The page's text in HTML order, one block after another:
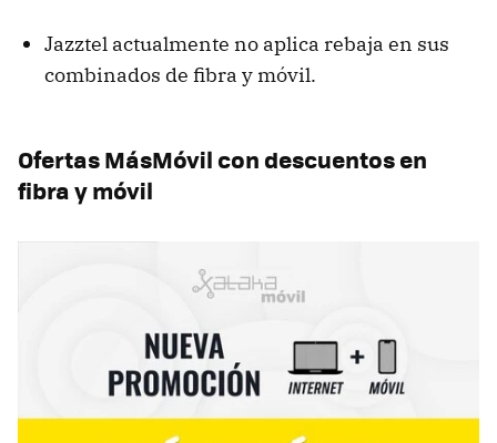
Jazztel actualmente no aplica rebaja en sus
combinados de fibra y móvil.
Ofertas MásMóvil con descuentos en
fibra y móvil